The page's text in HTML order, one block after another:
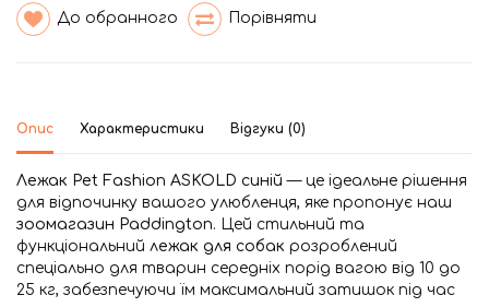
До обранного Порівняти
Опис Характеристики Відгуки (0)
Лежак Pet Fashion ASKOLD синій — це ідеальне рішення
для відпочинку вашого улюбленця, яке пропонує наш
зоомагазин Paddington. Цей стильний та
функціональний лежак для собак розроблений
спеціально для тварин середніх порід вагою від 10 до
25 кг, забезпечуючи їм максимальний затишок під час